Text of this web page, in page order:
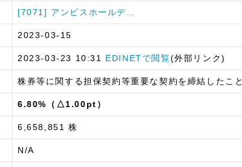
[7071] アンビスホールデ…
2023-03-15
2023-03-23 10:31 EDINETで閲覧(外部リンク)
株券等に関する担保契約等重要な契約を締結したこと
6.80%（△1.00pt）
6,658,851 株
N/A